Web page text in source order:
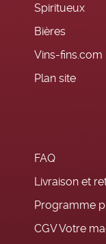
Spiritueux
Bières
Vins-fins.com
Plan site
FAQ
Livraison et
Programme
CGV Votre